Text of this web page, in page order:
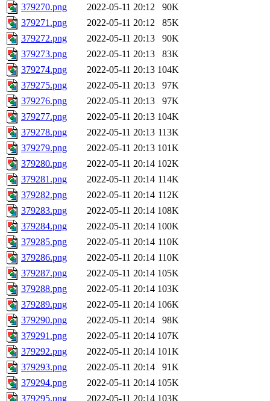
379270.png
2022-05-11 20:12
90K
379271.png
2022-05-11 20:12
85K
379272.png
2022-05-11 20:13
90K
379273.png
2022-05-11 20:13
83K
379274.png
2022-05-11 20:13 104K
379275.png
2022-05-11 20:13
97K
379276.png
2022-05-11 20:13
97K
379277.png
2022-05-11 20:13 104K
379278.png
2022-05-11 20:13 113K
379279.png
2022-05-11 20:13 101K
379280.png
2022-05-11 20:14 102K
379281.png
2022-05-11 20:14 114K
379282.png
2022-05-11 20:14 112K
379283.png
2022-05-11 20:14 108K
379284.png
2022-05-11 20:14 100K
379285.png
2022-05-11 20:14 110K
379286.png
2022-05-11 20:14 110K
379287.png
2022-05-11 20:14 105K
379288.png
2022-05-11 20:14 103K
379289.png
2022-05-11 20:14 106K
379290.png
2022-05-11 20:14
98K
379291.png
2022-05-11 20:14 107K
379292.png
2022-05-11 20:14 101K
379293.png
2022-05-11 20:14
91K
379294.png
2022-05-11 20:14 105K
379295.png
2022-05-11 20:14 103K